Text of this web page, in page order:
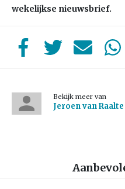
wekelijkse nieuwsbrief.
Bekijk meer van
Jeroen van Raalte